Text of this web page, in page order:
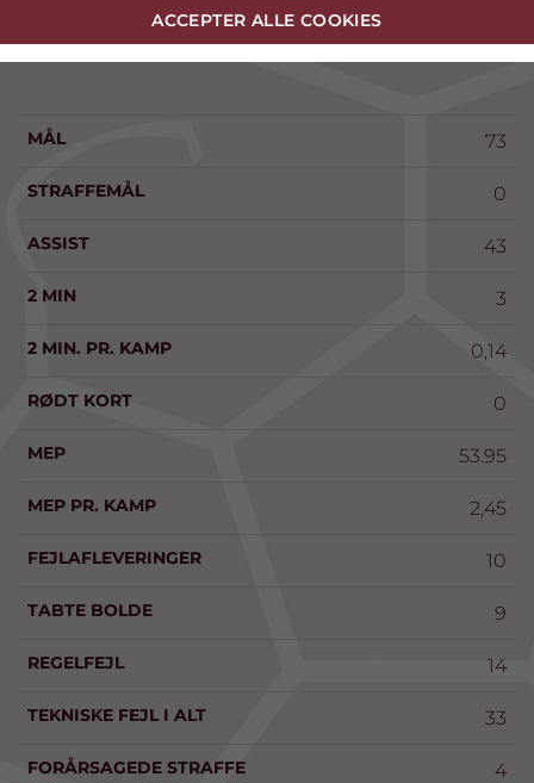
#20 STINE OPSTRUP
MÅL 73
STRAFFEMÅL 0
ASSIST 43
2 MIN 3
2 MIN. PR. KAMP 0,14
RØDT KORT 0
MEP 53.95
MEP PR. KAMP 2,45
FEJLAFLEVERINGER 10
TABTE BOLDE 9
REGELFEJL 14
TEKNISKE FEJL I ALT 33
FORÅRSAGEDE STRAFFE 4
ACCEPTER ALLE COOKIES